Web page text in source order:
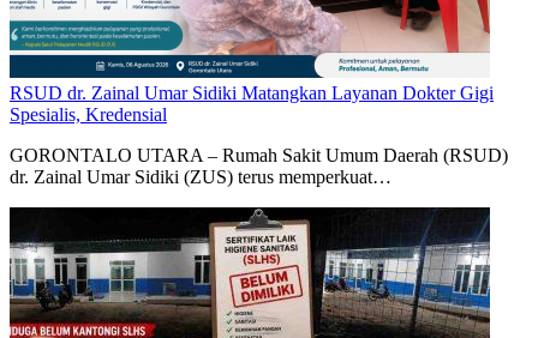
RSUD dr. Zainal Umar Sidiki Matangkan Layanan Dokter Gigi
Spesialis, Kredensial
GORONTALO UTARA – Rumah Sakit Umum Daerah (RSUD)
dr. Zainal Umar Sidiki (ZUS) terus memperkuat…